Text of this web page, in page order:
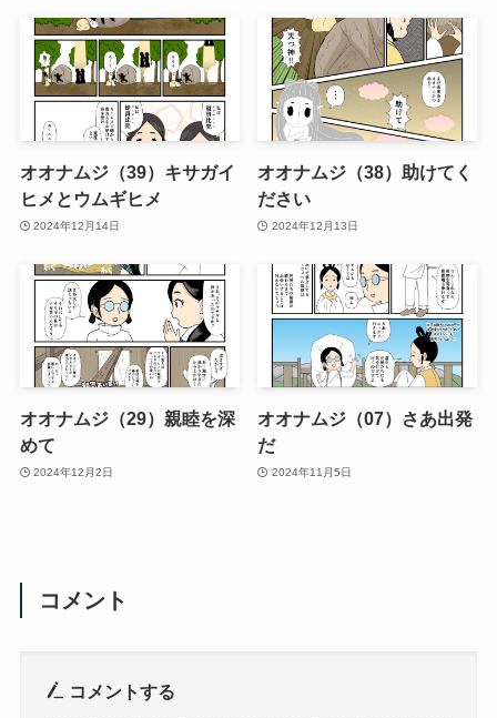
オオナムジ（39）キサガイ
ヒメとウムギヒメ
2024年12月14日
オオナムジ（38）助けてく
ださい
2024年12月13日
オオナムジ（29）親睦を深
めて
2024年12月2日
オオナムジ（07）さあ出発
だ
2024年11月5日
コメント
コメントする